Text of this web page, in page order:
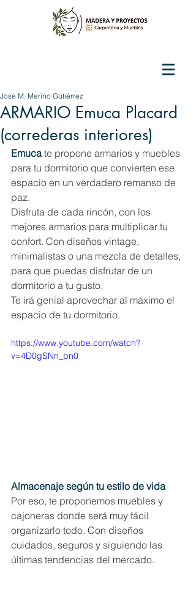
ARMARIO Emuca Placard
(correderas interiores)
Jose M. Merino Gutiérrez
Emuca te propone armarios y muebles
para tu dormitorio que convierten ese
espacio en un verdadero remanso de
paz.
Disfruta de cada rincón, con los
mejores armarios para multiplicar tu
confort. Con diseños vintage,
minimalistas o una mezcla de detalles,
para que puedas disfrutar de un
dormitorio a tu gusto.
Te irá genial aprovechar al máximo el
espacio de tu dormitorio.
https://www.youtube.com/watch?
v=4D0gSNn_pn0
Almacenaje según tu estilo de vida
Por eso, te proponemos muebles y
cajoneras donde será muy fácil
organizarlo todo. Con diseños
cuidados, seguros y siguiendo las
últimas tendencias del mercado.